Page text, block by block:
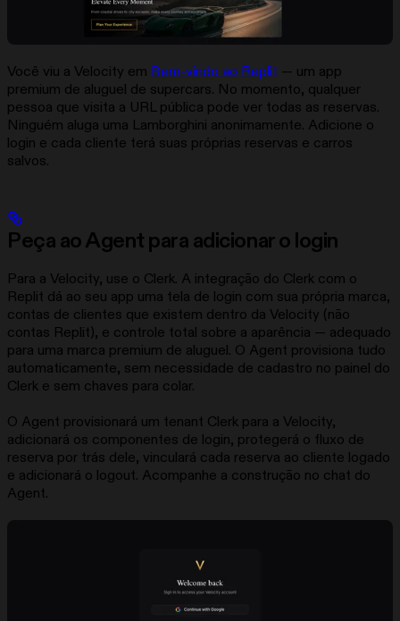
Você viu a Velocity em Bem-vindo ao Replit — um app
premium de aluguel de supercars. No momento, qualquer
pessoa que visita a URL pública pode ver todas as reservas.
Ninguém aluga uma Lamborghini anonimamente. Adicione o
login e cada cliente terá suas próprias reservas e carros
salvos.
Peça ao Agent para adicionar o login
Para a Velocity, use o Clerk. A integração do Clerk com o
Replit dá ao seu app uma tela de login com sua própria marca,
contas de clientes que existem dentro da Velocity (não
contas Replit), e controle total sobre a aparência — adequado
para uma marca premium de aluguel. O Agent provisiona tudo
automaticamente, sem necessidade de cadastro no painel do
Clerk e sem chaves para colar.
O Agent provisionará um tenant Clerk para a Velocity,
adicionará os componentes de login, protegerá o fluxo de
reserva por trás dele, vinculará cada reserva ao cliente logado
e adicionará o logout. Acompanhe a construção no chat do
Agent.